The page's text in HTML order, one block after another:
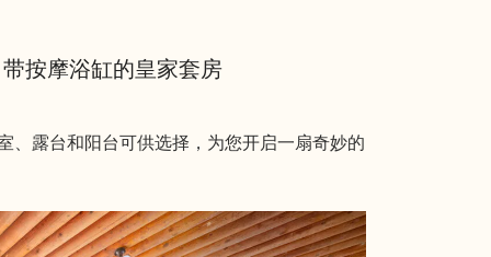
带按摩浴缸的皇家套房
、露台和阳台可供选择，为您开启一扇奇妙的